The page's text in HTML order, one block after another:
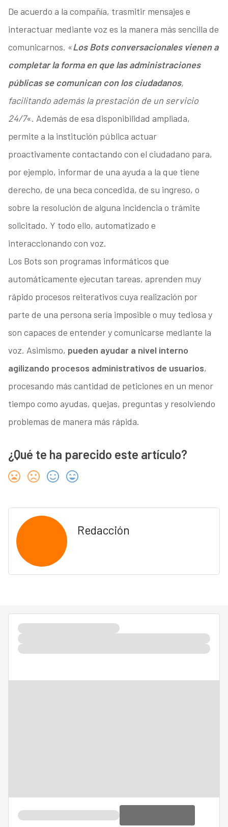
De acuerdo a la compañía, trasmitir mensajes e
interactuar mediante voz es la manera más sencilla de
comunicarnos. «Los Bots conversacionales vienen a
completar la forma en que las administraciones
públicas se comunican con los ciudadanos,
facilitando además la prestación de un servicio
24/7«. Además de esa disponibilidad ampliada,
permite a la institución pública actuar
proactivamente contactando con el ciudadano para,
por ejemplo, informar de una ayuda a la que tiene
derecho, de una beca concedida, de su ingreso, o
sobre la resolución de alguna incidencia o trámite
solicitado. Y todo ello, automatizado e
interaccionando con voz.
Los Bots son programas informáticos que
automáticamente ejecutan tareas, aprenden muy
rápido procesos reiterativos cuya realización por
parte de una persona sería imposible o muy tediosa y
son capaces de entender y comunicarse mediante la
voz. Asimismo, pueden ayudar a nivel interno
agilizando procesos administrativos de usuarios,
procesando más cantidad de peticiones en un menor
tiempo como ayudas, quejas, preguntas y resolviendo
problemas de manera más rápida.
¿Qué te ha parecido este artículo?
Redacción